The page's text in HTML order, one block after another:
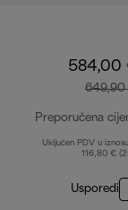
584,00
Preporučena
Uključen PDV u
116,80 €
Usporedi